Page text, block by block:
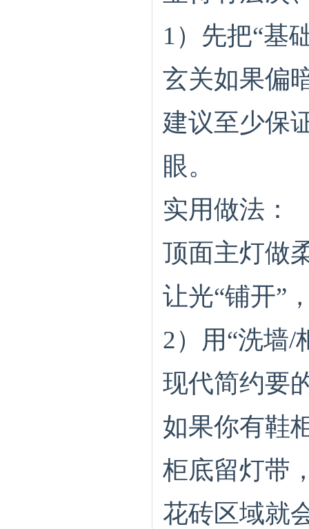
1）先把“基
玄关如果偏
建议至少保
眼。
实用做法：
顶面主灯做
让光“铺开”
2）用“洗墙/
现代简约要
如果你有鞋
柜底留灯带
花砖区域就